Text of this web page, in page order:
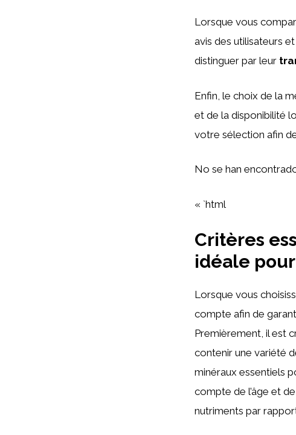
Lorsque vous
avis des utilisateurs
distinguer par leur
Enfin, le choix de la
et de la disponibilité
votre sélection afin
No se han
« `html
Critères
idéale
Lorsque vous
compte afin de
Premièrement, il est
contenir une variété
minéraux essentiels
compte de l’âge et
nutriments par